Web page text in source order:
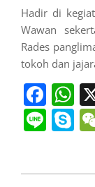
Hadir di
Wawan
Rades
tokoh dan
Line